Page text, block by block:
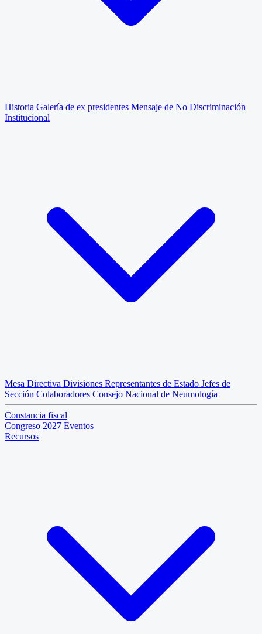
Historia Galería de ex presidentes Mensaje de No Discriminación
Institucional
Mesa Directiva Divisiones Representantes de Estado Jefes de
Sección Colaboradores Consejo Nacional de Neumología
Constancia fiscal
Congreso 2027 Eventos
Recursos